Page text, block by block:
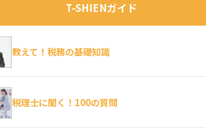
T-SHIENガイド
教えて！税務の基礎知識
税理士に聞く！100の質問